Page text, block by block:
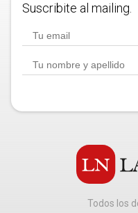
Suscribite al mailing.
Todos los